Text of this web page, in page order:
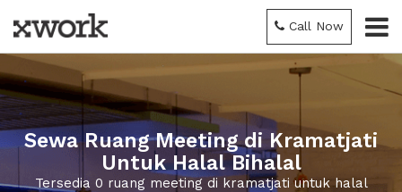
Call Now
Sewa Ruang Meeting di Kramatjati
Untuk Halal Bihalal
Tersedia 0 ruang meeting di kramatjati untuk halal